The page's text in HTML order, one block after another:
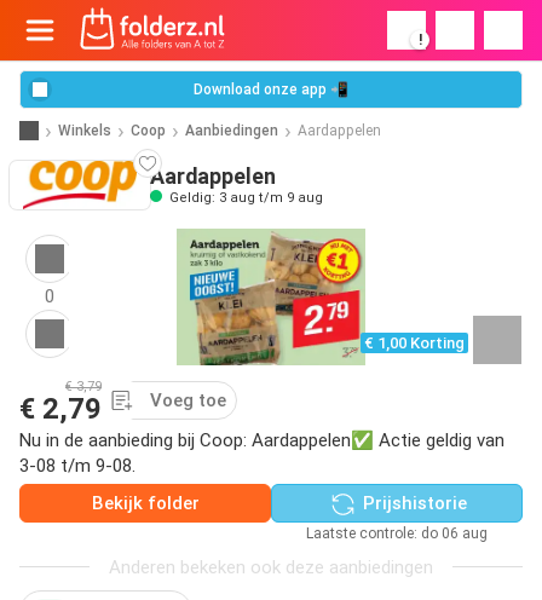
!
Download onze app 📲
Winkels Coop Aanbiedingen Aardappelen
Aardappelen
Geldig: 3 aug t/m 9 aug
0
€ 1,00 Korting
€ 3,79
€ 2,79
Voeg toe
Nu in de aanbieding bij Coop: Aardappelen✅ Actie geldig van
3-08 t/m 9-08.
Bekijk folder
Prijshistorie
Laatste controle: do 06 aug
Anderen bekeken ook deze aanbiedingen